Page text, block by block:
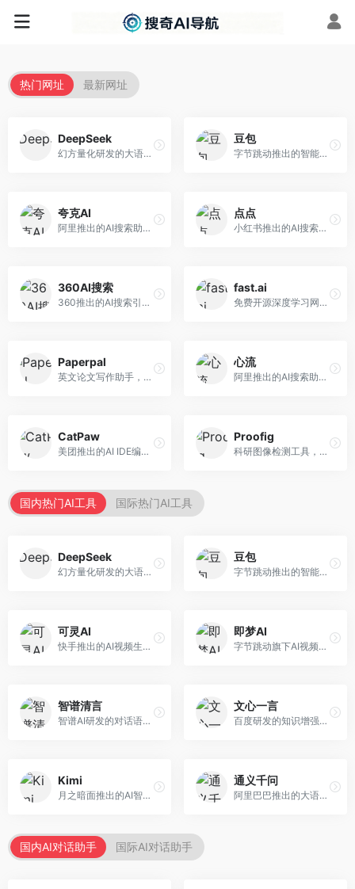
热门网址 最新网址
DeepSeek
幻方量化研发的大语言模型平台，专注于深度推理和代码生成能力。面向开发者、研究人员和技术爱好者，提供强大的逻辑推理和数学计算功能，开源生态完善，API接口友好。
豆包
字节跳动推出的智能对话助手平台，提供文本创作、知识问答、英语学习等多种AI服务。面向普通用户和内容创作者，支持多轮对话和文件解析，免费使用，响应速度快，中文理解能力强。
夸克AI
阿里推出的AI搜索助手，整合搜索与AI功能。面向年轻用户，提供智能搜索、文档处理、学习辅助等服务，与夸克生态深度整合。
点点
小红书推出的AI搜索应用，专注于生活方式内容搜索。面向小红书用户，提供生活攻略、消费决策、内容推荐等服务，生活方式内容丰富。
360AI搜索
360推出的AI搜索引擎，专注于安全智能搜索。面向普通用户，提供智能问答、网页搜索、内容整理等服务，安全防护能力强。
fast.ai
免费开源深度学习网站，专注于实用AI教学。面向开发者，提供免费深度学习课程、实战项目、代码库等资源，学习门槛低。
Paperpal
英文论文写作助手，专注于学术英语润色。面向需要发表国际期刊的研究者，提供语法检查、学术表达优化、格式规范等服务，英语表达地道专业。
心流
阿里推出的AI搜索助手，专注于智能信息获取。面向普通用户，提供智能搜索、内容整理、知识问答等服务，与阿里生态深度整合。
CatPaw
美团推出的AI IDE编程工具，专注于本地开发生态。面向开发者，提供智能代码补全、代码生成、项目管理等服务，本地开发体验好。
Proofig
科研图像检测工具，专注于学术图像完整性验证。面向科研人员，提供图像检测、重复分析、报告生成等服务，学术检测专业。
国内热门AI工具 国际热门AI工具
DeepSeek
幻方量化研发的大语言模型平台，专注于深度推理和代码生成能力。面向开发者、研究人员和技术爱好者，提供强大的逻辑推理和数学计算功能，开源生态完善，API接口友好。
豆包
字节跳动推出的智能对话助手平台，提供文本创作、知识问答、英语学习等多种AI服务。面向普通用户和内容创作者，支持多轮对话和文件解析，免费使用，响应速度快，中文理解能力强。
可灵AI
快手推出的AI视频生成平台，支持文生视频和图生视频，可生成长达2分钟的高质量视频内容。面向短视频创作者和营销人员，操作简便，生成效果逼真，适合商业推广和创意表达。
即梦AI
字节跳动旗下AI视频创作平台，支持多模态内容生成。面向内容创作者和营销人员，提供文生视频、图生视频、智能剪辑等功能，中文理解能力强，创作效率高。
智谱清言
智谱AI研发的对话语言模型，支持中英双语交互。面向中文用户和开发者，提供知识问答、代码编写、文档解读等服务，开源生态完善，学术研究背景深厚。
文心一言
百度研发的知识增强大语言模型，深度融合百度知识图谱和搜索能力。面向中文用户，提供知识问答、文本创作、逻辑推理等服务，中文语境理解准确，知识覆盖面广。
Kimi
月之暗面推出的AI智能助手，核心优势在于超长文本处理能力，支持20万字以上文档分析。面向学术研究者、职场人士和内容创作者，提供文档解读、PPT生成、联网搜索等综合服务。
通义千问
阿里巴巴推出的大语言模型平台，提供对话问答、文档处理、图像理解、代码编写等全方位AI服务。面向企业用户和个人开发者，集成阿里云生态，支持多模态交互，企业级安全保障。
国内AI对话助手 国际AI对话助手